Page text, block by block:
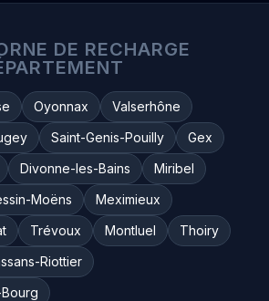
DE RECHARGE
Oyonnax
Valserhône
Saint-Genis-Pouilly
Gex
Divonne-les-Bains
Miribel
Moëns
Meximieux
Trévoux Montluel
Thoiry
Riottier